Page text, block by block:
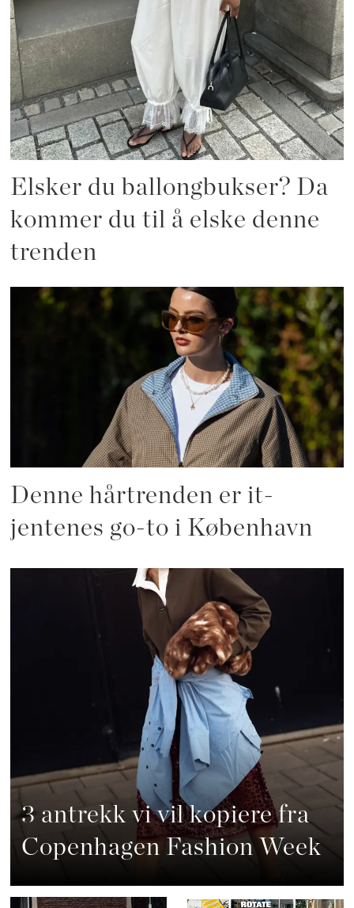
Elsker du ballongbukser? Da
kommer du til å elske denne
trenden
Denne hårtrenden er it-
jentenes go-to i København
3 antrekk vi vil kopiere fra
Copenhagen Fashion Week